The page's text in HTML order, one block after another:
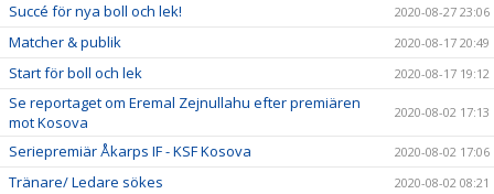
Succé för nya boll och lek! 2020-08-27 23:06
Matcher & publik 2020-08-17 20:49
Start för boll och lek 2020-08-17 19:12
Se reportaget om Eremal Zejnullahu efter premiären
mot Kosova
2020-08-02 17:13
Seriepremiär Åkarps IF - KSF Kosova 2020-08-02 17:06
Tränare/ Ledare sökes 2020-08-02 08:21